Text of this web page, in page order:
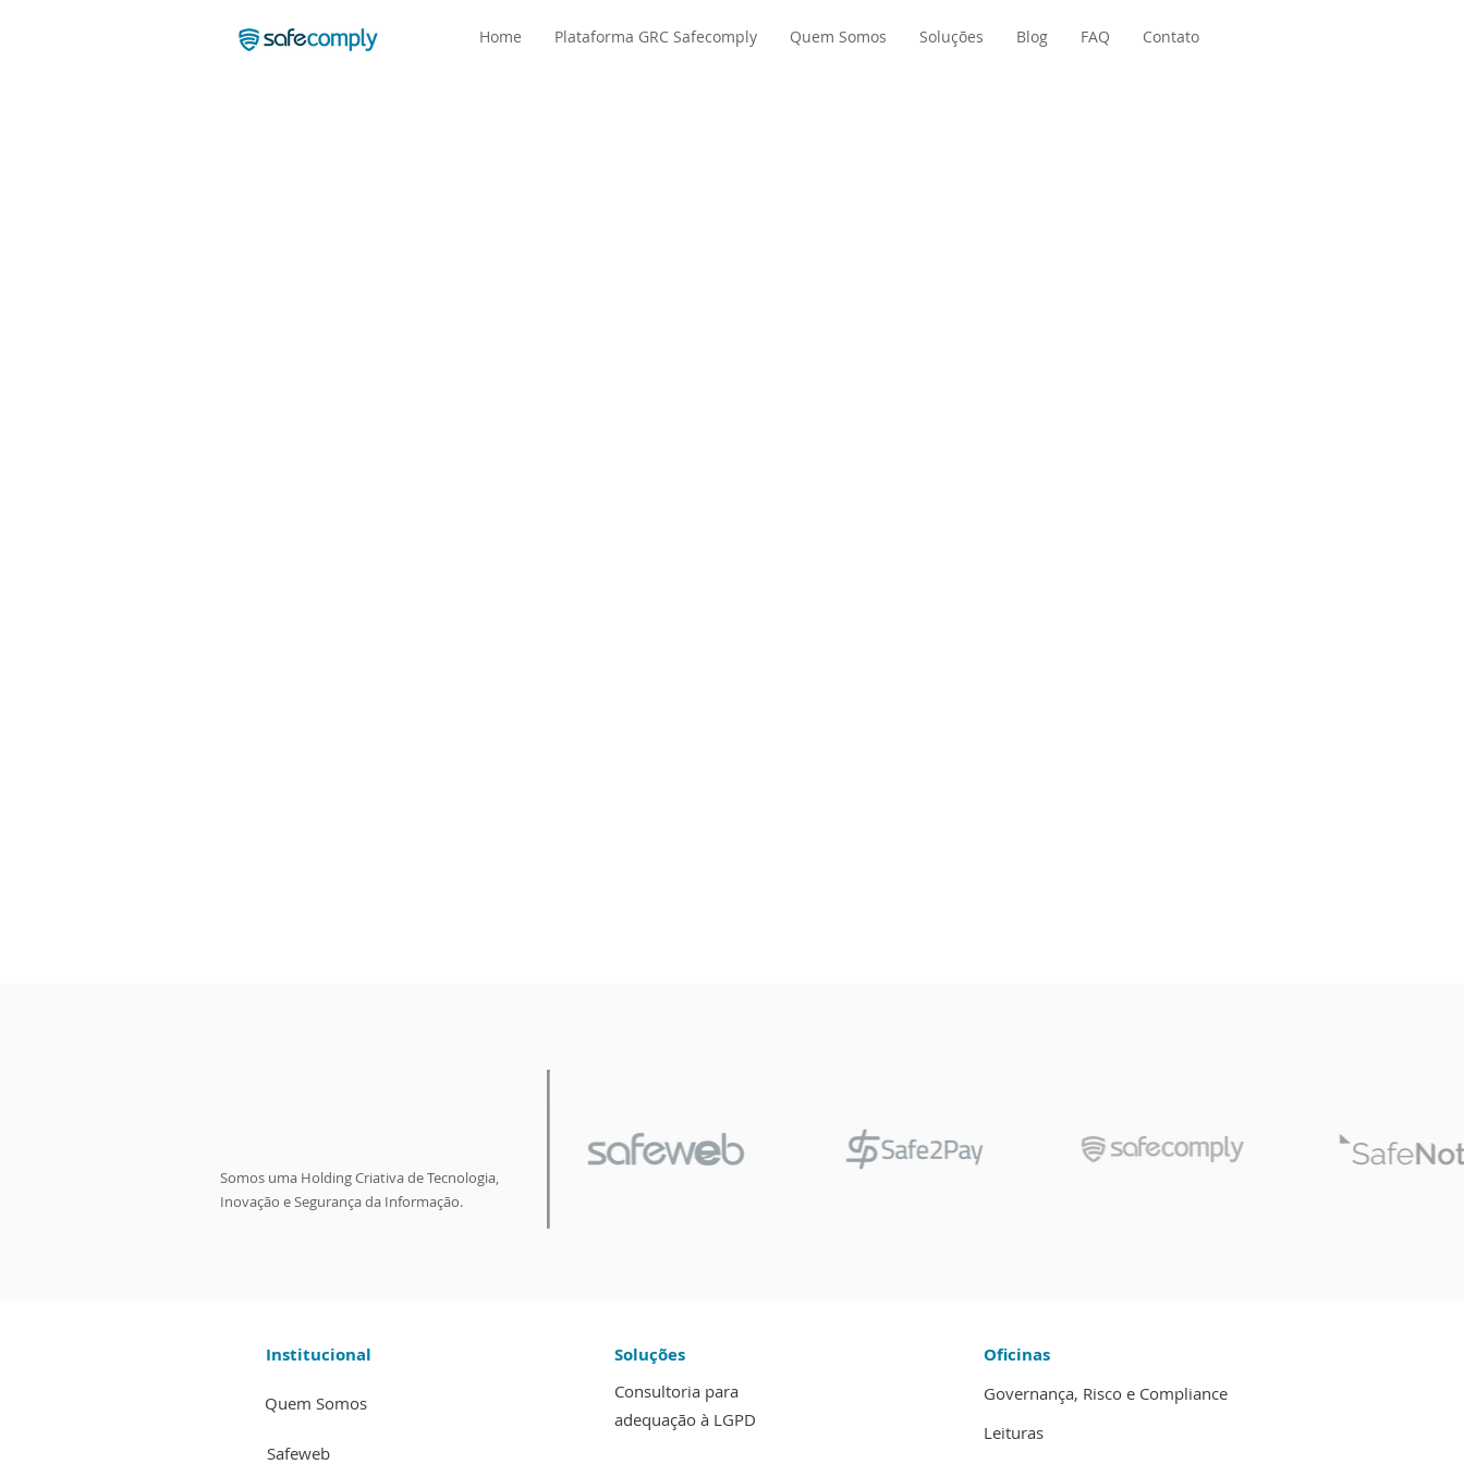
Home Plataforma GRC Safecomply Quem Somos Soluções Blog FAQ Contato
Somos uma Holding Criativa de Tecnologia,
Inovação e Segurança da Informação.
Institucional
Quem Somos
Safeweb
Soluções
Consultoria para
adequação à LGPD
Oficinas
Governança, Risco e Compliance
Leituras